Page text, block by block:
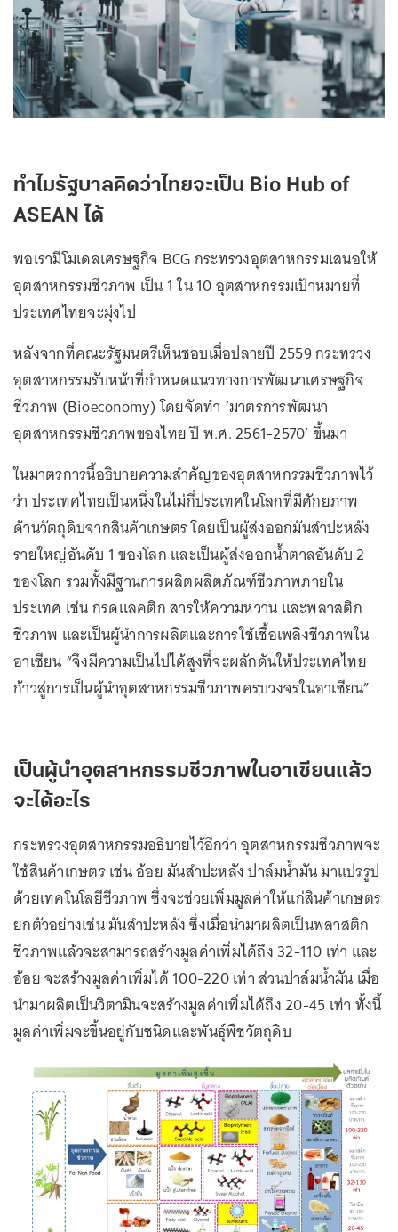
ทำไมรัฐบาลคิดว่าไทยจะเป็น Bio Hub of
ASEAN ได้
พอเรามีโมเดลเศรษฐกิจ BCG กระทรวงอุตสาหกรรมเสนอให้
อุตสาหกรรมชีวภาพ เป็น 1 ใน 10 อุตสาหกรรมเป้าหมายที่
ประเทศไทยจะมุ่งไป
หลังจากที่คณะรัฐมนตรีเห็นชอบเมื่อปลายปี 2559 กระทรวง
อุตสาหกรรมรับหน้าที่กำหนดแนวทางการพัฒนาเศรษฐกิจ
ชีวภาพ (Bioeconomy) โดยจัดทำ ‘มาตรการพัฒนา
อุตสาหกรรมชีวภาพของไทย ปี พ.ศ. 2561-2570’ ขึ้นมา
ในมาตรการนี้อธิบายความสำคัญของอุตสาหกรรมชีวภาพไว้
ว่า ประเทศไทยเป็นหนึ่งในไม่กี่ประเทศในโลกที่มีศักยภาพ
ด้านวัตถุดิบจากสินค้าเกษตร โดยเป็นผู้ส่งออกมันสำปะหลัง
รายใหญ่อันดับ 1 ของโลก และเป็นผู้ส่งออกน้ำตาลอันดับ 2
ของโลก รวมทั้งมีฐานการผลิตผลิตภัณฑ์ชีวภาพภายใน
ประเทศ เช่น กรดแลคติก สารให้ความหวาน และพลาสติก
ชีวภาพ และเป็นผู้นำการผลิตและการใช้เชื้อเพลิงชีวภาพใน
อาเซียน “จึงมีความเป็นไปได้สูงที่จะผลักดันให้ประเทศไทย
ก้าวสู่การเป็นผู้นำอุตสาหกรรมชีวภาพครบวงจรในอาเซียน”
เป็นผู้นำอุตสาหกรรมชีวภาพในอาเซียนแล้ว
จะได้อะไร
กระทรวงอุตสาหกรรมอธิบายไว้อีกว่า อุตสาหกรรมชีวภาพจะ
ใช้สินค้าเกษตร เช่น อ้อย มันสำปะหลัง ปาล์มน้ำมัน มาแปรรูป
ด้วยเทคโนโลยีชีวภาพ ซึ่งจะช่วยเพิ่มมูลค่าให้แก่สินค้าเกษตร
ยกตัวอย่างเช่น มันสำปะหลัง ซึ่งเมื่อนำมาผลิตเป็นพลาสติก
ชีวภาพแล้วจะสามารถสร้างมูลค่าเพิ่มได้ถึง 32-110 เท่า และ
อ้อย จะสร้างมูลค่าเพิ่มได้ 100-220 เท่า ส่วนปาล์มน้ำมัน เมื่อ
นำมาผลิตเป็นวิตามินจะสร้างมูลค่าเพิ่มได้ถึง 20-45 เท่า ทั้งนี้
มูลค่าเพิ่มจะขึ้นอยู่กับชนิดและพันธุ์พืชวัตถุดิบ